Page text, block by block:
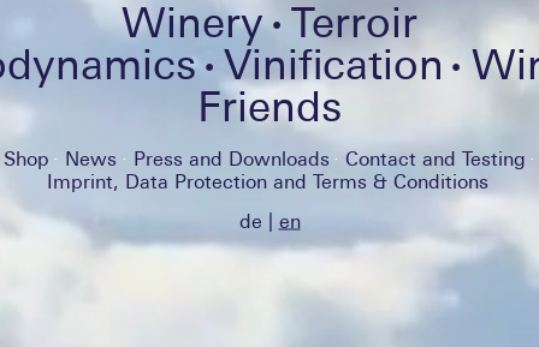
Winery Terroir
Vinification
Friends
Shop News Press and Downloads
Contact and Testing
Imprint, Data Protection and Terms & Conditions
de
en